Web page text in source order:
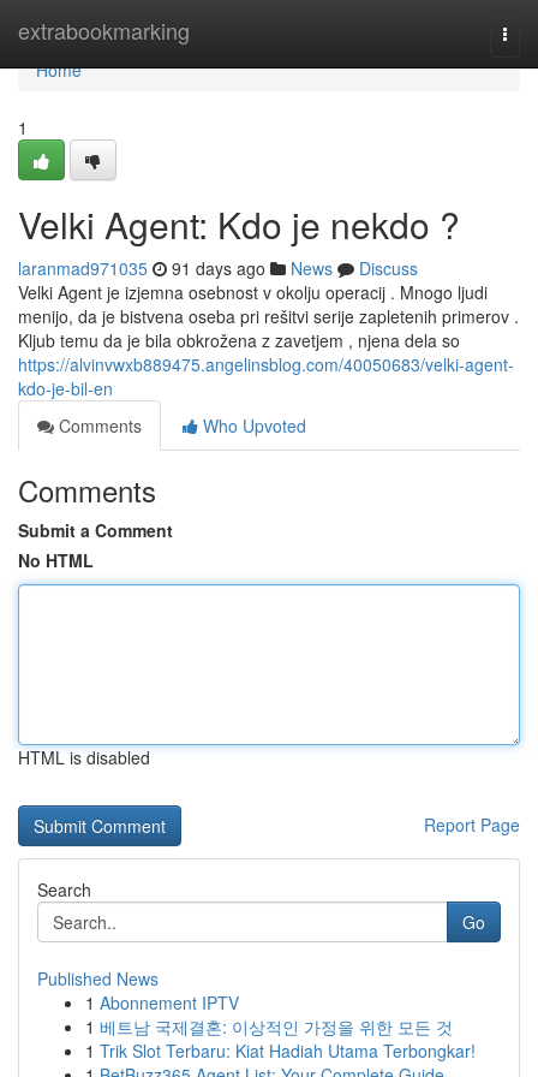
extrabookmarking
Home
Home
1
Velki Agent: Kdo je nekdo ?
laranmad971035 91 days ago News
Discuss
Velki Agent je izjemna osebnost v okolju operacij . Mnogo ljudi
menijo, da je bistvena oseba pri rešitvi serije zapletenih primerov .
Kljub temu da je bila obkrožena z zavetjem , njena dela so
https://alvinvwxb889475.angelinsblog.com/40050683/velki-agent-
kdo-je-bil-en
Comments
Who Upvoted
Comments
Submit a Comment
No HTML
HTML is disabled
Report Page
Search
Go
Published News
1 Abonnement IPTV
1 베트남 국제결혼: 이상적인 가정을 위한 모든 것
1 Trik Slot Terbaru: Kiat Hadiah Utama Terbongkar!